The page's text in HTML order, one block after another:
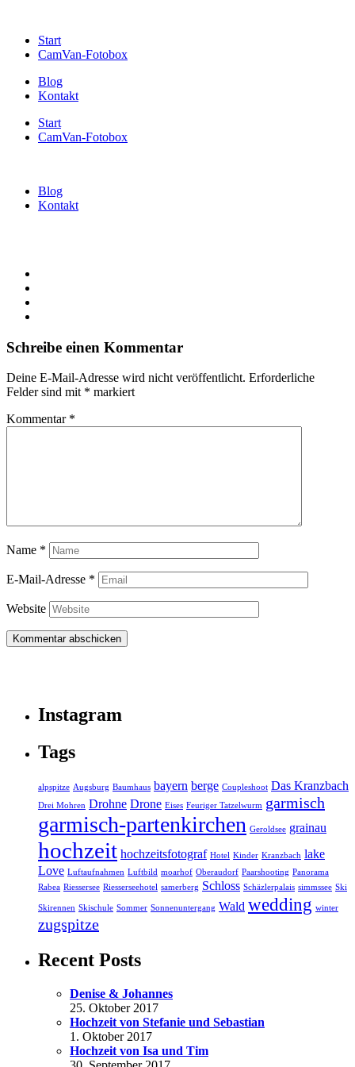
Start
CamVan-Fotobox
Blog
Kontakt
Start
CamVan-Fotobox
Blog
Kontakt
Schreibe einen Kommentar
Deine E-Mail-Adresse wird nicht veröffentlicht. Erforderliche
Felder sind mit * markiert
Kommentar *
Name *
E-Mail-Adresse *
Website
Instagram
Tags
alpspitze Augsburg Baumhaus bayern berge Coupleshoot Das Kranzbach
Drei Mohren Drohne Drone Eises Feuriger Tatzelwurm garmisch
garmisch-partenkirchen Geroldsee grainau
hochzeit hochzeitsfotograf Hotel Kinder Kranzbach lake
Love Luftaufnahmen Luftbild moarhof Oberaudorf Paarshooting Panorama
Rabea Riessersee Riesserseehotel samerberg Schloss Schäzlerpalais simmssee Ski
Skirennen Skischule Sommer Sonnenuntergang Wald wedding winter
zugspitze
Recent Posts
Denise & Johannes
25. Oktober 2017
Hochzeit von Stefanie und Sebastian
1. Oktober 2017
Hochzeit von Isa und Tim